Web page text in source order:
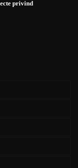
privind